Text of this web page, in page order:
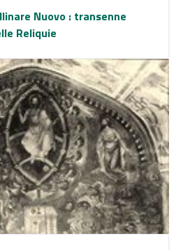
Nuovo : transenne
Reliquie